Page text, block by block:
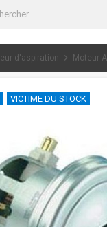
d'aspiration chevron_right Moteur
VICTIME DU STOCK